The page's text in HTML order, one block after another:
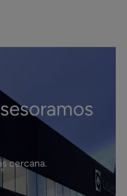
cercana.